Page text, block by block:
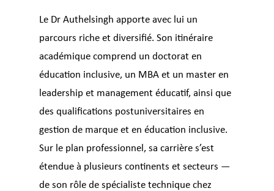
Le Dr Authelsingh apporte avec lui un
parcours riche et diversifié. Son itinéraire
académique comprend un doctorat en
éducation inclusive, un MBA et un master en
leadership et management éducatif, ainsi que
des qualifications postuniversitaires en
gestion de marque et en éducation inclusive.
Sur le plan professionnel, sa carrière s’est
étendue à plusieurs continents et secteurs —
de son rôle de spécialiste technique chez